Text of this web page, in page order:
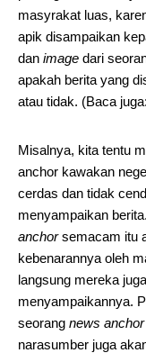
masyrakat luas,
apik disampaikan
dan image dari
apakah berita yang
atau tidak. (Baca juga:
Misalnya, kita tentu
anchor kawakan
cerdas dan tidak
menyampaikan
anchorsemacam itu
kebenarannya oleh
langsung mereka
menyampaikannya.
seorang news anchor
narasumber juga